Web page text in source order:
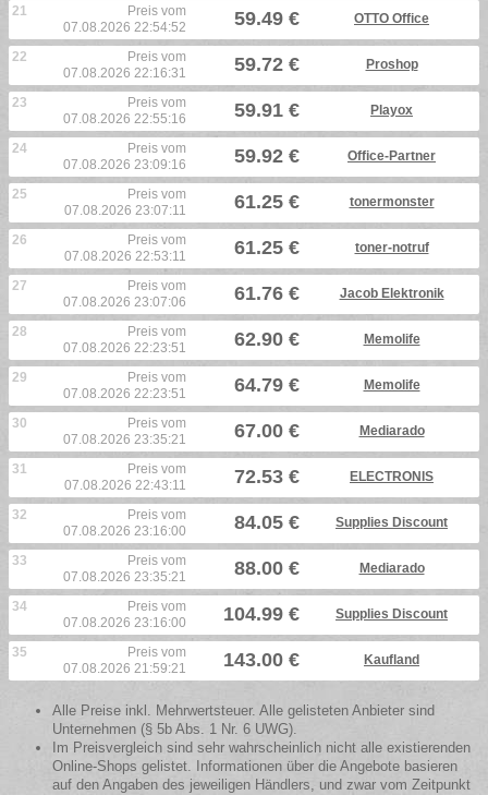
21
Preis vom
07.08.2026 22:54:52
59.49 € OTTO Office
22
Preis vom
07.08.2026 22:16:31
59.72 € Proshop
23
Preis vom
07.08.2026 22:55:16
59.91 € Playox
24
Preis vom
07.08.2026 23:09:16
59.92 € Office-Partner
25
Preis vom
07.08.2026 23:07:11
61.25 € tonermonster
26
Preis vom
07.08.2026 22:53:11
61.25 € toner-notruf
27
Preis vom
07.08.2026 23:07:06
61.76 € Jacob Elektronik
28
Preis vom
07.08.2026 22:23:51
62.90 € Memolife
29
Preis vom
07.08.2026 22:23:51
64.79 € Memolife
30
Preis vom
07.08.2026 23:35:21
67.00 € Mediarado
31
Preis vom
07.08.2026 22:43:11
72.53 € ELECTRONIS
32
Preis vom
07.08.2026 23:16:00
84.05 € Supplies Discount
33
Preis vom
07.08.2026 23:35:21
88.00 € Mediarado
34
Preis vom
07.08.2026 23:16:00
104.99 € Supplies Discount
35
Preis vom
07.08.2026 21:59:21
143.00 € Kaufland
Alle Preise inkl. Mehrwertsteuer. Alle gelisteten Anbieter sind
Unternehmen (§ 5b Abs. 1 Nr. 6 UWG).
Im Preisvergleich sind sehr wahrscheinlich nicht alle existierenden
Online-Shops gelistet. Informationen über die Angebote basieren
auf den Angaben des jeweiligen Händlers, und zwar vom Zeitpunkt